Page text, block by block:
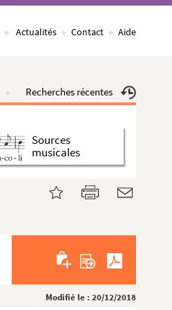
Actualités Contact Aide
Recherches récentes
Sources
musicales
Modifié le : 20/12/2018